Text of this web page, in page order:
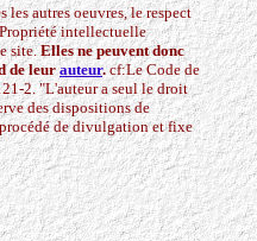
les autres oeuvres, le respect
intellectuelle
site.Elles ne peuvent donc
de leurauteur.cf:Le Code de
2. "L'auteur a seul le droit
des dispositions de
de divulgation et fixe